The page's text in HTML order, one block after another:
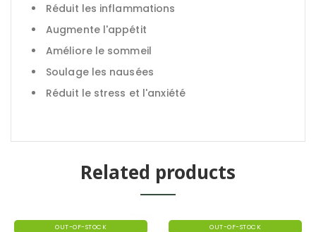
Réduit les inflammations
Augmente l'appétit
Améliore le sommeil
Soulage les nausées
Réduit le stress et l'anxiété
Related products
OUT-OF-STOCK OUT-OF-STOCK